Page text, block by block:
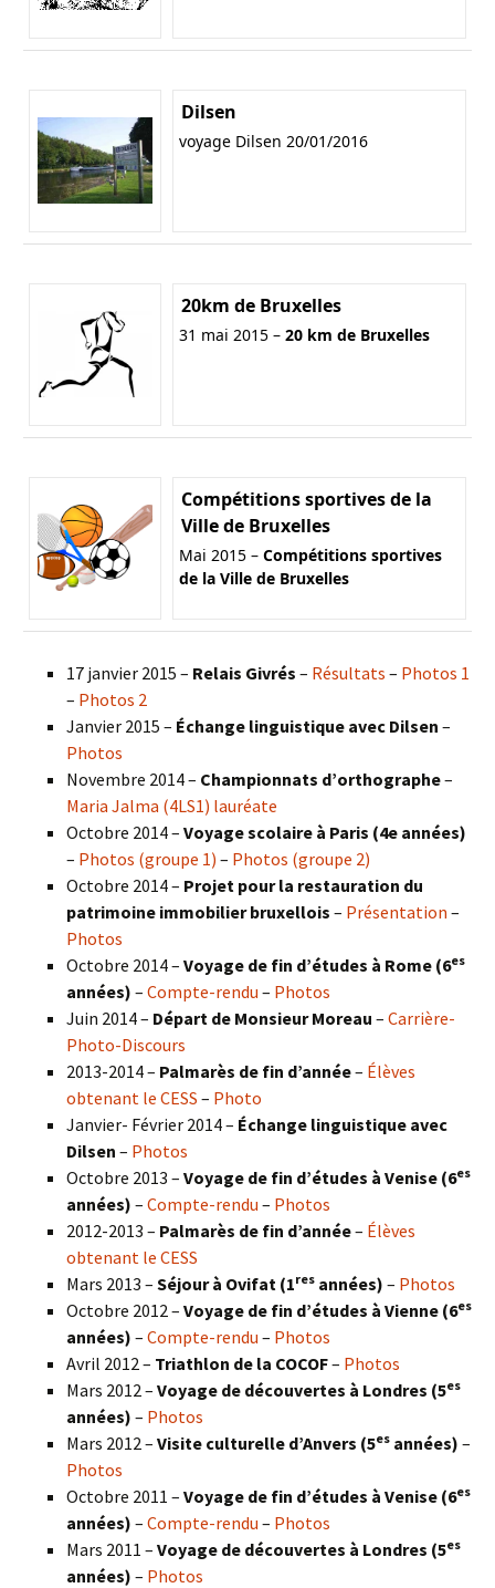
Dilsen
voyage Dilsen 20/01/2016
20km de Bruxelles
31 mai 2015 – 20 km de Bruxelles
Compétitions sportives de la
Ville de Bruxelles
Mai 2015 – Compétitions sportives
de la Ville de Bruxelles
17 janvier 2015 – Relais Givrés – Résultats – Photos 1
– Photos 2
Janvier 2015 – Échange linguistique avec Dilsen –
Photos
Novembre 2014 – Championnats d’orthographe–
Maria Jalma (4LS1) lauréate
Octobre 2014 – Voyage scolaire à Paris (4e années)
– Photos (groupe 1) – Photos (groupe 2)
Octobre 2014 – Projet pour la restauration du
patrimoine immobilier bruxellois – Présentation –
Photos
Octobre 2014 – Voyage de fin d’études à Rome (6es
années) – Compte-rendu – Photos
Juin 2014 – Départ de Monsieur Moreau – Carrière-
Photo-Discours
2013-2014 – Palmarès de fin d’année– Élèves
obtenant le CESS – Photo
Janvier- Février 2014 – Échange linguistique avec
Dilsen – Photos
Octobre 2013 – Voyage de fin d’études à Venise (6es
années) – Compte-rendu – Photos
2012-2013 – Palmarès de fin d’année– Élèves
obtenant le CESS
Mars 2013 – Séjour à Ovifat (1res années) – Photos
Octobre 2012 – Voyage de fin d’études à Vienne (6es
années) – Compte-rendu – Photos
Avril 2012 – Triathlon de la COCOF– Photos
Mars 2012 – Voyage de découvertes à Londres (5es
années) – Photos
Mars 2012 – Visite culturelle d’Anvers (5es années) –
Photos
Octobre 2011 – Voyage de fin d’études à Venise (6es
années) – Compte-rendu – Photos
Mars 2011 – Voyage de découvertes à Londres (5es
années) – Photos